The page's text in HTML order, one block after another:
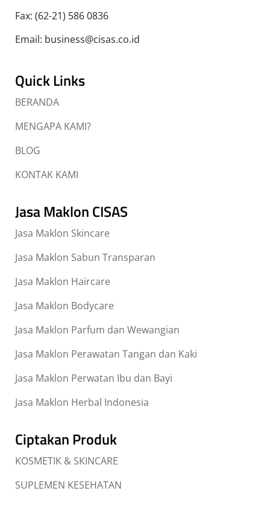
Fax: (62-21) 586 0836
Email: business@cisas.co.id
Quick Links
BERANDA
MENGAPA KAMI?
BLOG
KONTAK KAMI
Jasa Maklon CISAS
Jasa Maklon Skincare
Jasa Maklon Sabun Transparan
Jasa Maklon Haircare
Jasa Maklon Bodycare
Jasa Maklon Parfum dan Wewangian
Jasa Maklon Perawatan Tangan dan Kaki
Jasa Maklon Perwatan Ibu dan Bayi
Jasa Maklon Herbal Indonesia
Ciptakan Produk
KOSMETIK & SKINCARE
SUPLEMEN KESEHATAN